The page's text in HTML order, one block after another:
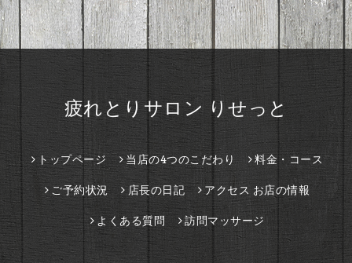
疲れとりサロン りせっと
トップページ 当店の4つのこだわり 料金・コース
ご予約状況 店長の日記 アクセス お店の情報
よくある質問 訪問マッサージ